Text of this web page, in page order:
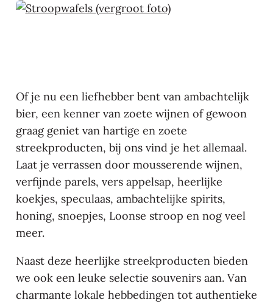
Of je nu een liefhebber bent van ambachtelijk
bier, een kenner van zoete wijnen of gewoon
graag geniet van hartige en zoete
streekproducten, bij ons vind je het allemaal.
Laat je verrassen door mousserende wijnen,
verfijnde parels, vers appelsap, heerlijke
koekjes, speculaas, ambachtelijke spirits,
honing, snoepjes, Loonse stroop en nog veel
meer.
Naast deze heerlijke streekproducten bieden
we ook een leuke selectie souvenirs aan. Van
charmante lokale hebbedingen tot authentieke